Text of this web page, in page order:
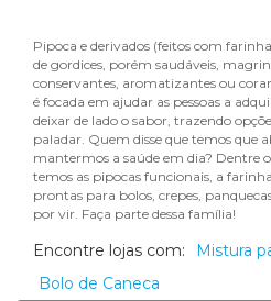
Pipoca e derivados (feitos com
de gordices, porém saudáveis,
conservantes, aromatizantes ou
é focada em ajudar as pessoas a
deixar de lado o sabor, trazendo
paladar. Quem disse que temos que
mantermos a saúde em dia? Dentre
temos as pipocas funcionais, a
prontas para bolos, crepes,
por vir. Faça parte dessa família!
Encontre lojas com:
Mistura
Bolo de Caneca